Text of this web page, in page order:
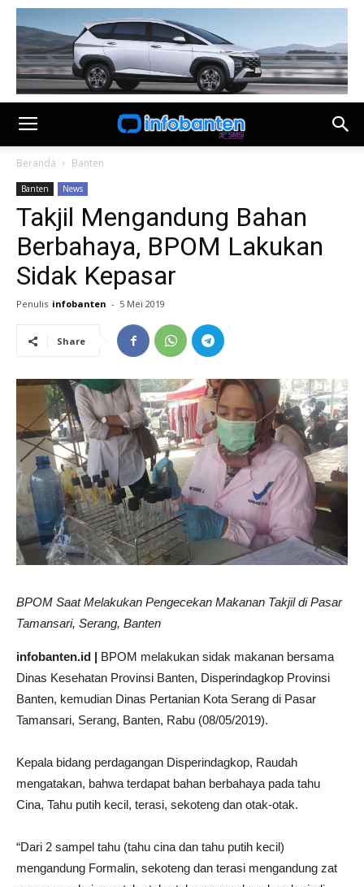
Beranda Banten
Banten News
Takjil Mengandung Bahan
Berbahaya, BPOM Lakukan
Sidak Kepasar
Penulis infobanten - 5 Mei 2019
Share
BPOM Saat Melakukan Pengecekan Makanan Takjil di Pasar
Tamansari, Serang, Banten
infobanten.id | BPOM melakukan sidak makanan bersama
Dinas Kesehatan Provinsi Banten, Disperindagkop Provinsi
Banten, kemudian Dinas Pertanian Kota Serang di Pasar
Tamansari, Serang, Banten, Rabu (08/05/2019).
Kepala bidang perdagangan Disperindagkop, Raudah
mengatakan, bahwa terdapat bahan berbahaya pada tahu
Cina, Tahu putih kecil, terasi, sekoteng dan otak-otak.
“Dari 2 sampel tahu (tahu cina dan tahu putih kecil)
mengandung Formalin, sekoteng dan terasi mengandung zat